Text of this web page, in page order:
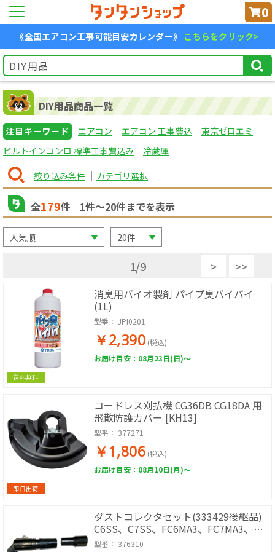
0
《全国エアコン工事可能目安カレンダー》 こちらをクリック>
DIY用品商品一覧
注目キーワード エアコン エアコン 工事費込
東京ゼロエミ
ビルトインコンロ 標準工事費込み
冷蔵庫
絞り込み条件 カテゴリ選択
全179件 1件〜20件までを表示
1/9 > >>
送料無料
消臭用バイオ製剤 パイプ臭バイバイ
(1L)
型番： JPI0201
￥2,390 (税込)
お届け目安：08月23日(日)～
即日出荷
コードレス刈払機 CG36DB CG18DA 用
飛散防護カバー [KH13]
型番： 377271
￥1,806 (税込)
お届け目安：08月10日(月)～
ダストコレクタセット(333429後継品)
C6SS、C7SS、FC6MA3、FC7MA3、
FC6BB3、FC7BB3用 [KH13]
型番： 376310